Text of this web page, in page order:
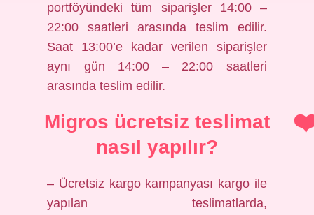
portföyündeki tüm siparişler 14:00 –
22:00 saatleri arasında teslim edilir.
Saat 13:00’e kadar verilen siparişler
aynı gün 14:00 – 22:00 saatleri
arasında teslim edilir.
Migros ücretsiz teslimat
nasıl yapılır?
– Ücretsiz kargo kampanyası kargo ile
yapılan teslimatlarda,